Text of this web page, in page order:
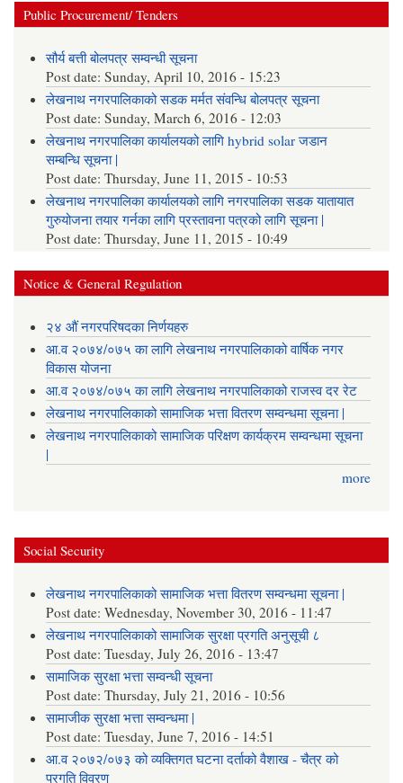
Public Procurement/ Tenders
सौर्य बत्ती बोलपत्र सम्वन्धी सूचना
Post date:Sunday, April 10, 2016 - 15:23
लेखनाथ नगरपालिकाको सडक मर्मत संवन्धि बोलपत्र सूचना
Post date:Sunday, March 6, 2016 - 12:03
लेखनाथ नगरपालिका कार्यालयको लागि hybrid solar जडान
सम्बन्धि सूचना |
Post date:Thursday, June 11, 2015 - 10:53
लेखनाथ नगरपालिका कार्यालयको लागि नगरपालिका सडक यातायात
गुरुयोजना तयार गर्नका लागि प्रस्तावना पत्रको लागि सूचना |
Post date:Thursday, June 11, 2015 - 10:49
Notice & General Regulation
२४ औं नगरपरिषदका निर्णयहरु
आ.व २०७४/०७५ का लागि लेखनाथ नगरपालिकाको वार्षिक नगर
विकास योजना
आ.व २०७४/०७५ का लागि लेखनाथ नगरपालिकाको राजस्व दर रेट
लेखनाथ नगरपालिकाको सामाजिक भत्ता वितरण सम्वन्धमा सूचना |
लेखनाथ नगरपालिकाको सामाजिक परिक्षण कार्यक्रम सम्वन्धमा सूचना
|
more
Social Security
लेखनाथ नगरपालिकाको सामाजिक भत्ता वितरण सम्वन्धमा सूचना |
Post date:Wednesday, November 30, 2016 - 11:47
लेखनाथ नगरपालिकाको सामाजिक सुरक्षा प्रगति अनुसूची ८
Post date:Tuesday, July 26, 2016 - 13:47
सामाजिक सुरक्षा भत्ता सम्वन्धी सूचना
Post date:Thursday, July 21, 2016 - 10:56
सामाजीक सुरक्षा भत्ता सम्वन्धमा |
Post date:Tuesday, June 7, 2016 - 14:51
आ.व २०७२/०७३ को व्यक्तिगत घटना दर्ताको वैशाख - चैत्र को
प्रगति विवरण